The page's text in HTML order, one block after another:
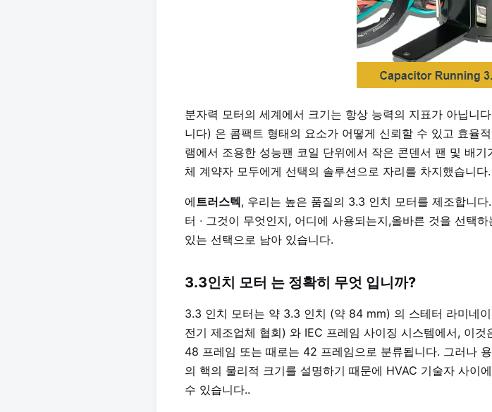
분자력 모터의 세계에서 크기는 항상 능력의 지표가 아닙니
니다) 은 콤팩트 형태의 요소가 어떻게 신뢰할 수 있고 효율
램에서 조용한 성능팬 코일 단위에서 작은 콘덴서 팬 및 배
체 계약자 모두에게 선택의 솔루션으로 자리를 차지했습니다.
에트러스텍, 우리는 높은 품질의 3.3 인치 모터를 제조합니다.
터 ∙ 그것이 무엇인지, 어디에 사용되는지,올바른 것을 선택
있는 선택으로 남아 있습니다.
3.3인치 모터 는 정확히 무엇 입니까?
3.3 인치 모터는 약 3.3 인치 (약 84 mm) 의 스테터 라미네
전기 제조업체 협회) 와 IEC 프레임 사이징 시스템에서, 이
48 프레임 또는 때로는 42 프레임으로 분류됩니다. 그러나
의 핵의 물리적 크기를 설명하기 때문에 HVAC 기술자 사이
수 있습니다..